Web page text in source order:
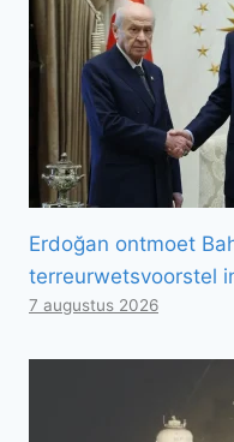
Erdoğan ontmoet
terreurwetsvoorstel
7 augustus 2026